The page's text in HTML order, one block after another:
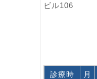
ビル106
診療時
月